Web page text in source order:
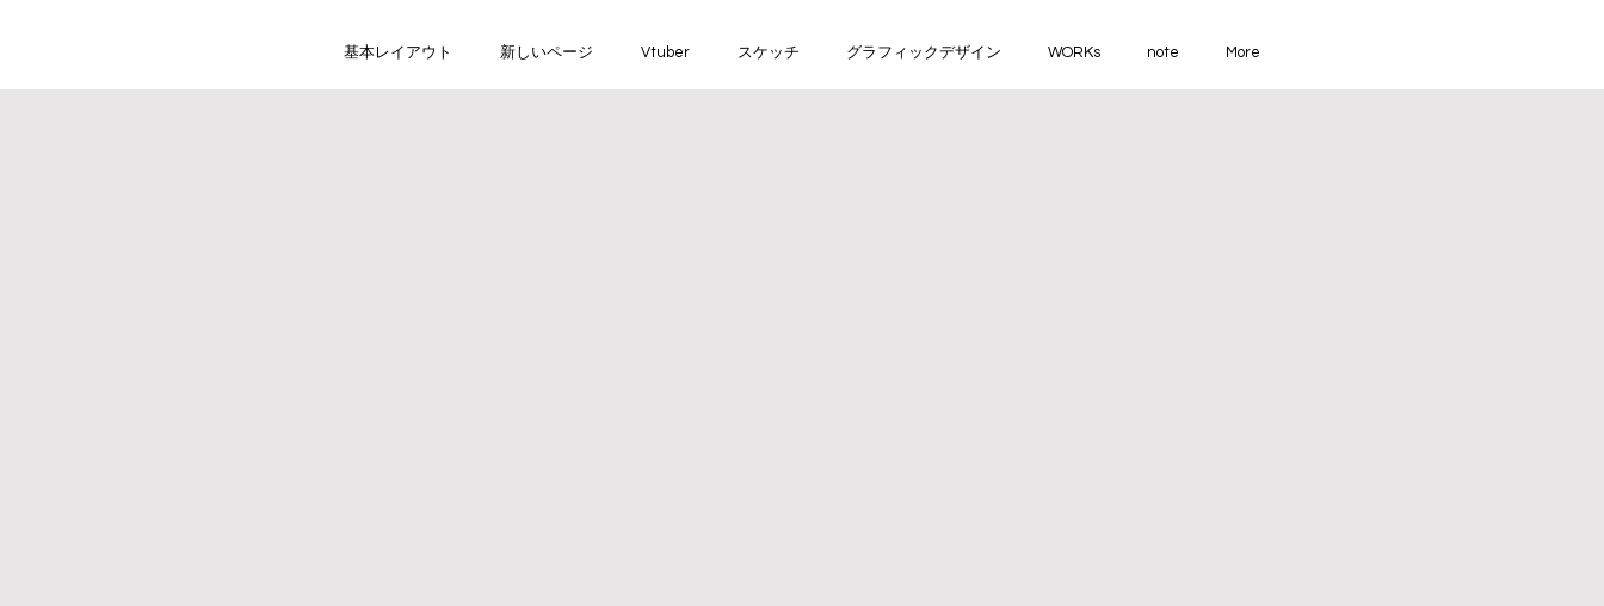
基本レイアウト 新しいページ Vtuber スケッチ グラフィックデザイン WORKs note More